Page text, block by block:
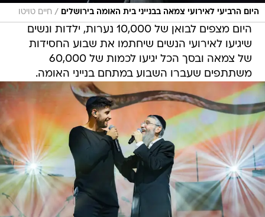
היום הרביעי לאירועי צמאה בבנייני בית האומה בירושלים / חיים טויטו
היום מצפים לבואן של 10,000 נערות, ילדות ונשים
שיגיעו לאירועי הנשים שיחתמו את שבוע החסידות
של צמאה ובסך הכל יגיעו לכמות של 60,000
משתתפים שעברו השבוע במתחם בנייני האומה.